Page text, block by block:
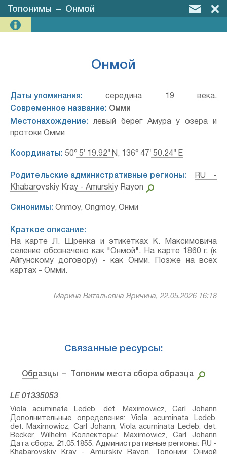
Топонимы – Онмой
Онмой
Даты упоминания: середина 19 века.
Современное название: Омми
Местонахождение: левый берег Амура у озера и
протоки Омми
Координаты: 50° 5′ 19.92″ N, 136° 47′ 50.24″ E
Родительские административные регионы:
RU -
Khabarovskiy Kray - Amurskiy Rayon
Синонимы: Onmoy, Ongmoy, Онми
Краткое описание:
На карте Л. Шренка и этикетках К. Максимовича
селение обозначено как "Онмой". На карте 1860 г. (к
Айгунскому договору) - как Онми. Позже на всех
картах - Омми.
Марина Витальевна Яричина, 22.05.2026 16:18
Связанные ресурсы:
Образцы – Топоним места сбора образца
LE 01335053
Viola acuminata Ledeb.⁣ det. Maximowicz, Carl Johann
Дополнительные определения: Viola acuminata Ledeb.⁣
det. Maximowicz, Carl Johann; Viola acuminata Ledeb.⁣ det.
Becker, Wilhelm Коллекторы: Maximowicz, Carl Johann
Дата сбора: 21.05.1855. Административные регионы: RU -
Khabarovskiy Kray - Amurskiy Rayon. Топоним: Онмой